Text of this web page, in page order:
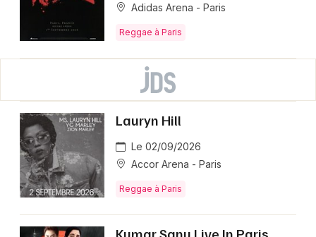
Adidas Arena - Paris
Reggae à Paris
Lauryn Hill
Le 02/09/2026
Accor Arena - Paris
Reggae à Paris